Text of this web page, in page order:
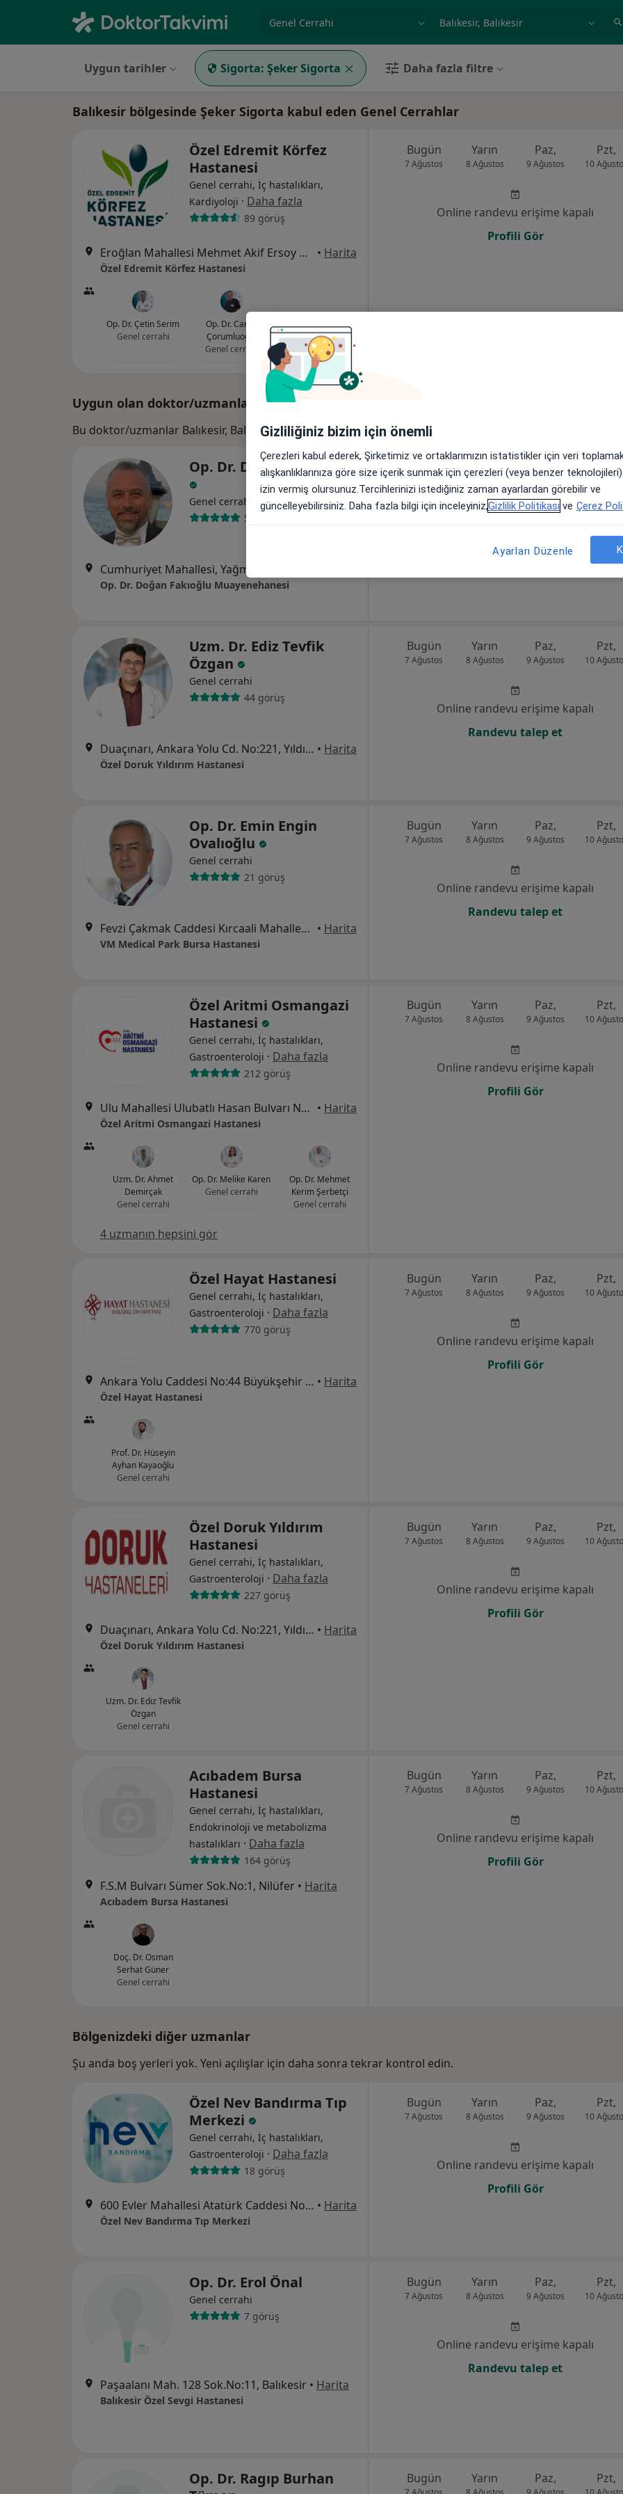
Uygun tarihler Sigorta: Şeker Sigorta Daha fazla filtre
Balıkesir bölgesinde Şeker Sigorta kabul eden Genel Cerrahlar
Özel Edremit Körfez
Hastanesi
Genel cerrahi, İç hastalıkları,
Kardiyoloji · Daha fazla
89 görüş
Eroğlan Mahallesi Mehmet Akif Ersoy Caddesi No:1, Edremit • Harita
Özel Edremit Körfez Hastanesi
Op. Dr. Çetin Serim
Genel cerrahi
Op. Dr. Caner
Çorumluoğlu
Genel cerrahi
Bugün
7 Ağustos
Yarın
8 Ağustos
Paz,
9 Ağustos
Pzt,
10
Online randevu erişime kapalı
Profili Gör
Uygun olan doktor/uzmanlar
Bu doktor/uzmanlar Balıkesir, Balıkesir aramanıza yakın bölgelerde bulunuyor.
Op. Dr. Doğan Fakıoğlu
Genel cerrahi
59 görüş
Op. Dr. Doğan Fakıoğlu Muayenehanesi
Bugün Yarın
8 Ağustos
Paz, Pzt,
10 Ağustos
Randevu talep et
Uzm. Dr. Ediz Tevfik
Özgan
Genel cerrahi
44 görüş
Duaçınarı, Ankara Yolu Cd. No:221, Yıldırım • Harita
Özel Doruk Yıldırım Hastanesi
Bugün
7 Ağustos
Yarın
8 Ağustos
Paz,
9 Ağustos
Pzt,
10
Online randevu erişime kapalı
Randevu talep et
Op. Dr. Emin Engin
Ovalıoğlu
Genel cerrahi
21 görüş
Fevzi Çakmak Caddesi Kırcaali Mahallesi No:76 Osmangazi, Bursa • Harita
VM Medical Park Bursa Hastanesi
Bugün
7 Ağustos
Yarın
8 Ağustos
Paz,
9 Ağustos
Pzt,
10
Online randevu erişime kapalı
Randevu talep et
Özel Aritmi Osmangazi
Hastanesi
Genel cerrahi, İç hastalıkları,
Gastroenteroloji · Daha fazla
212 görüş
Ulu Mahallesi Ulubatlı Hasan Bulvarı No:48-62, Osmangazi • Harita
Özel Aritmi Osmangazi Hastanesi
Uzm. Dr. Ahmet
Demirçak
Genel cerrahi
Op. Dr. Melike Karen
Genel cerrahi
Op. Dr. Mehmet
Kerim Şerbetçi
Genel cerrahi
4 uzmanın hepsini gör
Bugün
7 Ağustos
Yarın
8 Ağustos
Paz,
9 Ağustos
Pzt,
10
Online randevu erişime kapalı
Profili Gör
Özel Hayat Hastanesi
Genel cerrahi, İç hastalıkları,
Gastroenteroloji · Daha fazla
770 görüş
Ankara Yolu Caddesi No:44 Büyükşehir Belediye Binası Karşısı, Osmangazi • Harita
Özel Hayat Hastanesi
Prof. Dr. Hüseyin
Ayhan Kayaoğlu
Genel cerrahi
Bugün
7 Ağustos
Yarın
8 Ağustos
Paz,
9 Ağustos
Pzt,
10
Online randevu erişime kapalı
Profili Gör
Özel Doruk Yıldırım
Hastanesi
Genel cerrahi, İç hastalıkları,
Gastroenteroloji · Daha fazla
227 görüş
Duaçınarı, Ankara Yolu Cd. No:221, Yıldırım • Harita
Özel Doruk Yıldırım Hastanesi
Uzm. Dr. Ediz Tevfik
Özgan
Genel cerrahi
Bugün
7 Ağustos
Yarın
8 Ağustos
Paz,
9 Ağustos
Pzt,
10
Online randevu erişime kapalı
Profili Gör
Acıbadem Bursa
Hastanesi
Genel cerrahi, İç hastalıkları,
Endokrinoloji ve metabolizma
hastalıkları · Daha fazla
164 görüş
F.S.M Bulvarı Sümer Sok.No:1, Nilüfer • Harita
Acıbadem Bursa Hastanesi
Doç. Dr. Osman
Serhat Güner
Genel cerrahi
Bugün
7 Ağustos
Yarın
8 Ağustos
Paz,
9 Ağustos
Pzt,
10
Online randevu erişime kapalı
Profili Gör
Bölgenizdeki diğer uzmanlar
Şu anda boş yerleri yok. Yeni açılışlar için daha sonra tekrar kontrol edin.
Özel Nev Bandırma Tıp
Merkezi
Genel cerrahi, İç hastalıkları,
Gastroenteroloji · Daha fazla
18 görüş
600 Evler Mahallesi Atatürk Caddesi No:8, Bandırma • Harita
Özel Nev Bandırma Tıp Merkezi
Bugün
7 Ağustos
Yarın
8 Ağustos
Paz,
9 Ağustos
Pzt,
10
Online randevu erişime kapalı
Profili Gör
Op. Dr. Erol Önal
Genel cerrahi
7 görüş
Paşaalanı Mah. 128 Sok.No:11, Balıkesir • Harita
Balıkesir Özel Sevgi Hastanesi
Bugün
7 Ağustos
Yarın
8 Ağustos
Paz,
9 Ağustos
Pzt,
10
Online randevu erişime kapalı
Randevu talep et
Op. Dr. Ragıp Burhan
Bugün Yarın Paz, Pzt,
Gizliliğiniz bizim için önemli
Çerezleri kabul ederek, Şirketimiz ve ortaklarımızın istatistikler için veri
alışkanlıklarınıza göre size içerik sunmak için çerezleri (veya benzer
izin vermiş olursunuz.Tercihlerinizi istediğiniz zaman ayarlardan görebilir ve
güncelleyebilirsiniz. Daha fazla bilgi için inceleyiniz,Gizlilik Politikası ve Çerez
Ayarları Düzenle